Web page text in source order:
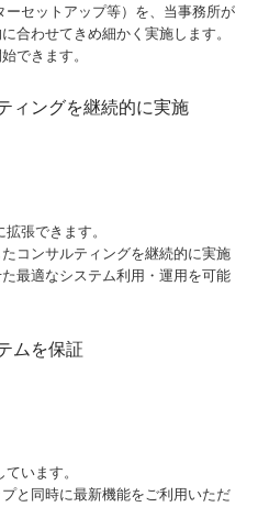
セットアップ等）を、当事務所が
合わせてきめ細かく実施します。
できます。
ィングを継続的に実施
張できます。
コンサルティングを継続的に実施
最適なシステム利用・運用を可能
ムを保証
います。
と同時に最新機能をご利用いただ